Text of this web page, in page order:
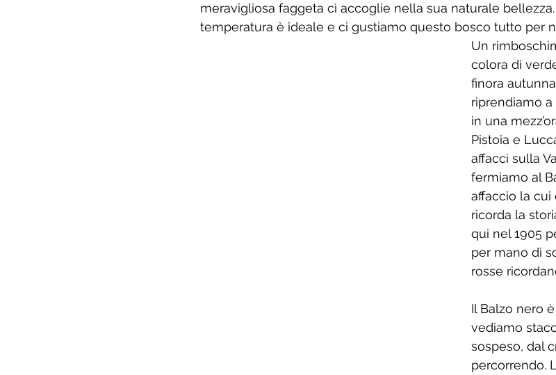
meravigliosa faggeta ci accoglie nella sua naturale bellezza.
temperatura è ideale e ci gustiamo questo bosco tutto per
Un
colora di
finora
riprendiamo a
in una
Pistoia e
affacci sulla
fermiamo al
affaccio la
ricorda la
qui nel 1905
per mano di
rosse
Il Balzo nero
vediamo
sospeso, dal
percorrendo.